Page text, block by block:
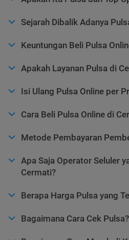
Sejarah Dibalik Adanya
Keuntungan Beli Pulsa
Apakah Layanan Pulsa di
Isi Ulang Pulsa Online per
Cara Beli Pulsa Online di
Metode Pembayaran
Apa Saja Operator Seluler
Cermati?
Berapa Harga Pulsa yang
Bagaimana Cara Cek Pulsa?